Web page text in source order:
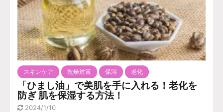
スキンケア 乾燥対策 保湿 老化
「ひまし油」で美肌を手に入れる！老化を
防ぎ 肌を保湿する方法！
2024/1/10